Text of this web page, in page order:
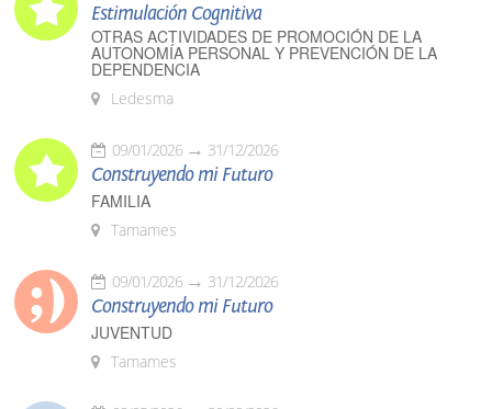
Estimulación Cognitiva
OTRAS ACTIVIDADES DE PROMOCIÓN DE LA
AUTONOMÍA PERSONAL Y PREVENCIÓN DE LA
DEPENDENCIA
Ledesma
09/01/2026 31/12/2026
Construyendo mi Futuro
FAMILIA
Tamames
09/01/2026 31/12/2026
Construyendo mi Futuro
JUVENTUD
Tamames